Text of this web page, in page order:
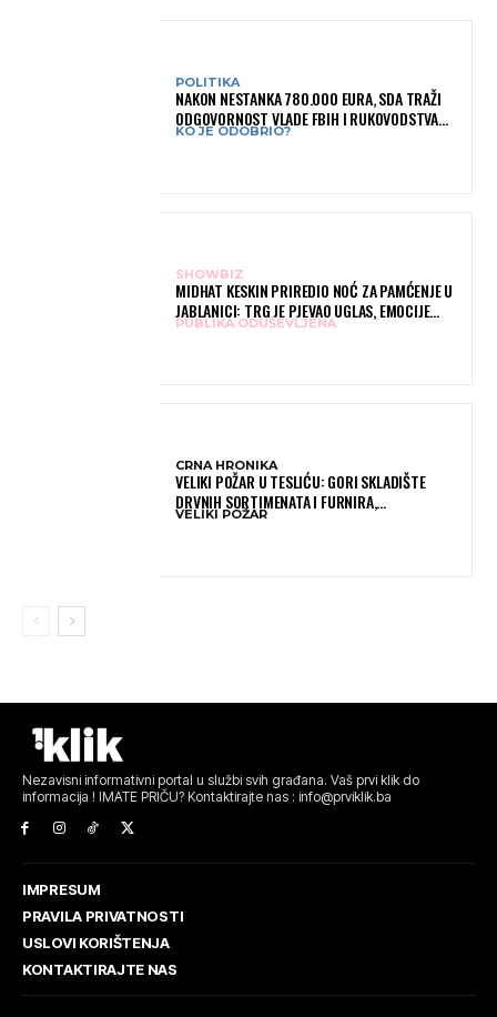
POLITIKA
NAKON NESTANKA 780.000 EURA, SDA TRAŽI
ODGOVORNOST VLADE FBIH I RUKOVODSTVA
IGMANA
KO JE ODOBRIO?
SHOWBIZ
MIDHAT KESKIN PRIREDIO NOĆ ZA PAMĆENJE U
JABLANICI: TRG JE PJEVAO UGLAS, EMOCIJE
PREPLAVILE RODNI GRAD
PUBLIKA ODUŠEVLJENA
CRNA HRONIKA
VELIKI POŽAR U TESLIĆU: GORI SKLADIŠTE
DRVNIH SORTIMENATA I FURNIRA,
VATROGASCIMA STIŽE POMOĆ IZ VIŠE GRADOVA
VELIKI POŽAR
Nezavisni informativni portal u službi svih građana. Vaš prvi klik do
informacija ! IMATE PRIČU? Kontaktirajte nas : info@prviklik.ba
IMPRESUM
PRAVILA PRIVATNOSTI
USLOVI KORIŠTENJA
KONTAKTIRAJTE NAS